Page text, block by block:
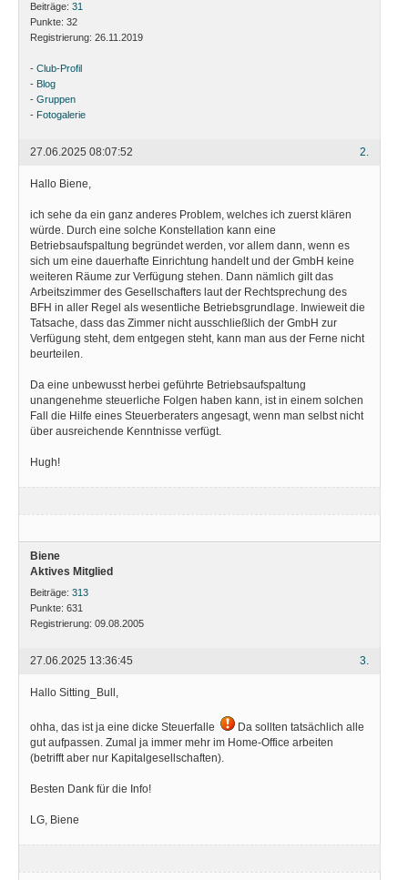
Beiträge: 31
Punkte: 32
Registrierung: 26.11.2019
- Club-Profil
- Blog
- Gruppen
- Fotogalerie
2.
27.06.2025 08:07:52
Hallo Biene,
ich sehe da ein ganz anderes Problem, welches ich zuerst klären
würde. Durch eine solche Konstellation kann eine
Betriebsaufspaltung begründet werden, vor allem dann, wenn es
sich um eine dauerhafte Einrichtung handelt und der GmbH keine
weiteren Räume zur Verfügung stehen. Dann nämlich gilt das
Arbeitszimmer des Gesellschafters laut der Rechtsprechung des
BFH in aller Regel als wesentliche Betriebsgrundlage. Inwieweit die
Tatsache, dass das Zimmer nicht ausschließlich der GmbH zur
Verfügung steht, dem entgegen steht, kann man aus der Ferne nicht
beurteilen.
Da eine unbewusst herbei geführte Betriebsaufspaltung
unangenehme steuerliche Folgen haben kann, ist in einem solchen
Fall die Hilfe eines Steuerberaters angesagt, wenn man selbst nicht
über ausreichende Kenntnisse verfügt.
Hugh!
Biene
Aktives Mitglied
Beiträge: 313
Punkte: 631
Registrierung: 09.08.2005
3.
27.06.2025 13:36:45
Hallo Sitting_Bull,
ohha, das ist ja eine dicke Steuerfalle
Da sollten tatsächlich alle
gut aufpassen. Zumal ja immer mehr im Home-Office arbeiten
(betrifft aber nur Kapitalgesellschaften).
Besten Dank für die Info!
LG, Biene